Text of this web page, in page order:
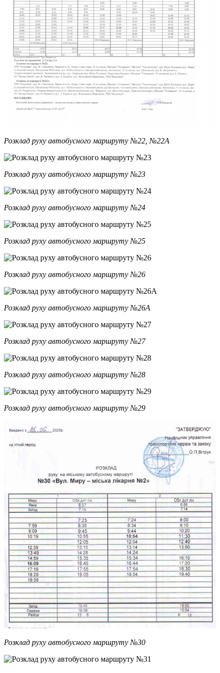
Розклад руху автобусного маршруту №22, №22А
Розклад руху автобусного маршруту №23
Розклад руху автобусного маршруту №24
Розклад руху автобусного маршруту №25
Розклад руху автобусного маршруту №26
Розклад руху автобусного маршруту №26А
Розклад руху автобусного маршруту №27
Розклад руху автобусного маршруту №28
Розклад руху автобусного маршруту №29
Розклад руху автобусного маршруту №30